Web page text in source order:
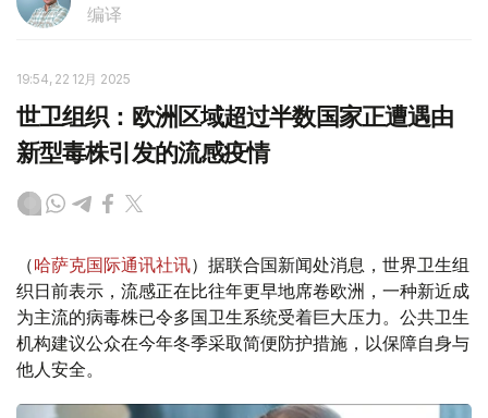
编译
19:54, 22 12月 2025
世卫组织：欧洲区域超过半数国家正遭遇由
新型毒株引发的流感疫情
（哈萨克国际通讯社讯）据联合国新闻处消息，世界卫生组
织日前表示，流感正在比往年更早地席卷欧洲，一种新近成
为主流的病毒株已令多国卫生系统受着巨大压力。公共卫生
机构建议公众在今年冬季采取简便防护措施，以保障自身与
他人安全。